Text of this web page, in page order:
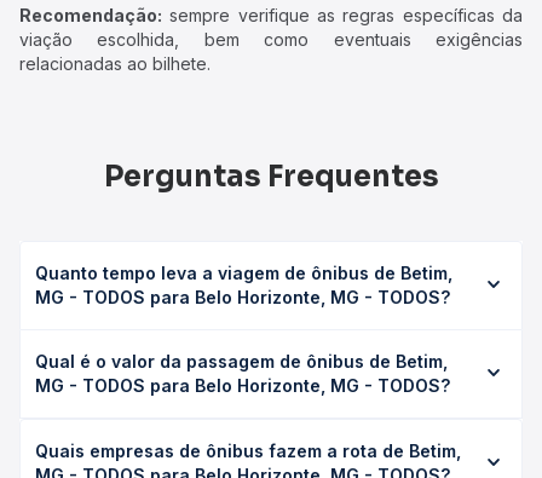
Recomendação: sempre verifique as regras específicas da
viação escolhida, bem como eventuais exigências
relacionadas ao bilhete.
Perguntas Frequentes
Quanto tempo leva a viagem de ônibus de Betim,
MG - TODOS para Belo Horizonte, MG - TODOS?
Horizonte, MG - TODOS leva em média 0h 55min,
podendo variar conforme a viação, o tipo de serviço
disponíveis e vê a duração exata de cada opção na data
Qual é o valor da passagem de ônibus de Betim,
MG - TODOS para Belo Horizonte, MG - TODOS?
para Belo Horizonte, MG - TODOS custa em média R$
Quais empresas de ônibus fazem a rota de Betim,